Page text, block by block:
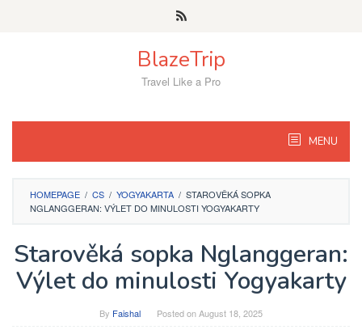
BlazeTrip
Travel Like a Pro
MENU
HOMEPAGE / CS / YOGYAKARTA / STAROVĚKÁ SOPKA
NGLANGGERAN: VÝLET DO MINULOSTI YOGYAKARTY
Starověká sopka Nglanggeran:
Výlet do minulosti Yogyakarty
By Faishal Posted onAugust 18, 2025